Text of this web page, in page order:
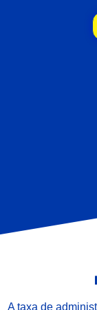
A taxa de